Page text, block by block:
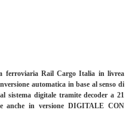
ferroviaria Rail Cargo Italia in livrea
automatica in base al senso di
sistema digitale tramite decoder a 21
anche in versione DIGITALE CON